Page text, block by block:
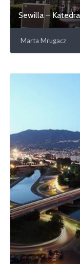
Sewilla –
Marta Mrugacz